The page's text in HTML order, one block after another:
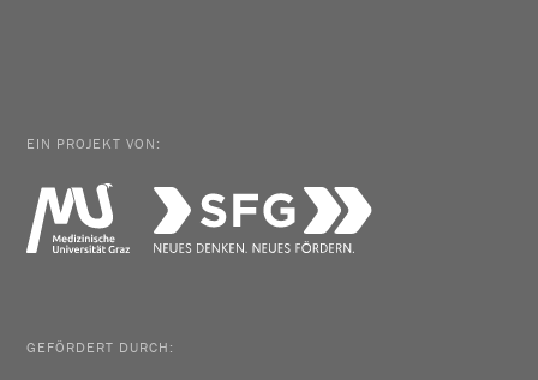
EIN PROJEKT VON:
GEFÖRDERT DURCH: